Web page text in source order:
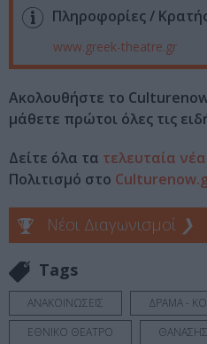
Πληροφορίες /
www.greek-theatre.gr
Ακολουθήστε το
μάθετε πρώτοι όλες τις
Δείτε όλα τα τελευταία νέα
Πολιτισμό στο
Νέοι Διαγωνισμοί ❯
Tags
ΑΝΑΚΟΙΝΩΣΕΙΣ
ΔΡΑΜΑ -
ΕΘΝΙΚΟ ΘΕΑΤΡΟ